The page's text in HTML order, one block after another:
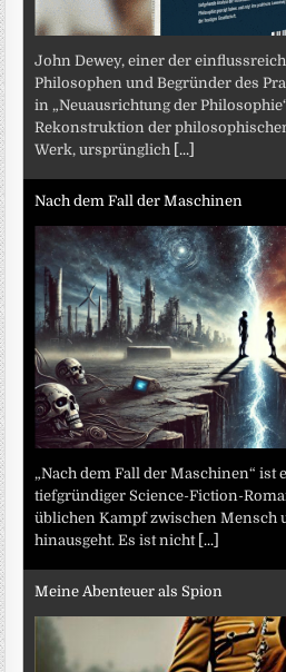
John Dewey, einer der
Philosophen und Begründer des
in „Neuausrichtung der
Rekonstruktion der
Werk, ursprünglich
[...]
Nach dem Fall der Maschinen
„Nach dem Fall der Maschinen“ ist
tiefgründiger Science-Fiction-
üblichen Kampf zwischen Mensch
hinausgeht. Es ist nicht [...]
Meine Abenteuer als Spion